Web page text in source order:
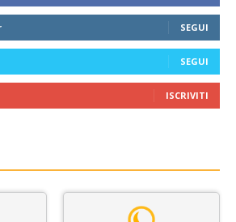
SEGUI
SEGUI
ISCRIVITI